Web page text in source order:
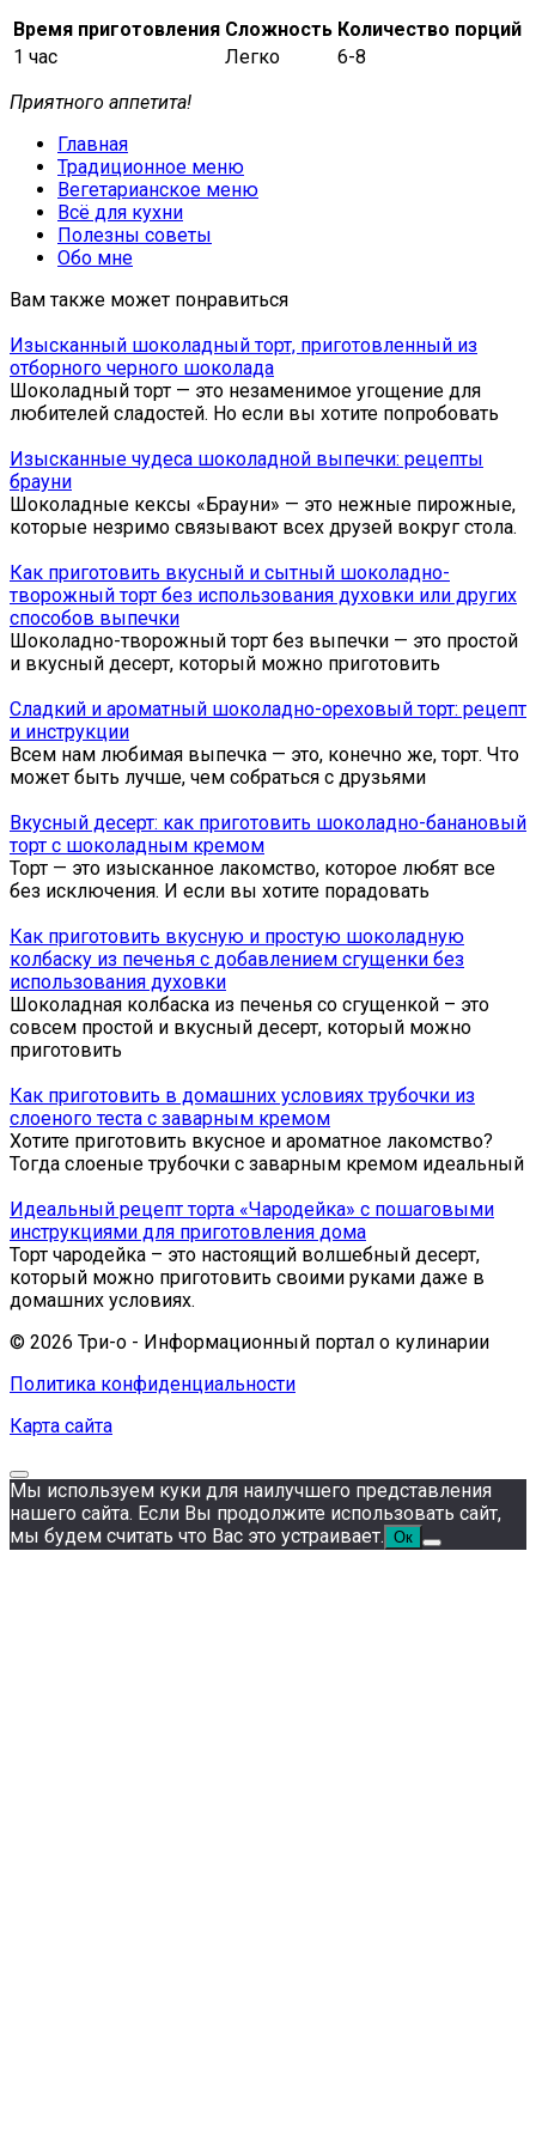
Время приготовления Сложность Количество порций
1 час
Легко
6-8
Приятного аппетита!
Главная
Традиционное меню
Вегетарианское меню
Всё для кухни
Полезны советы
Обо мне
Вам также может понравиться
Изысканный шоколадный торт, приготовленный из
отборного черного шоколада
Шоколадный торт — это незаменимое угощение для
любителей сладостей. Но если вы хотите попробовать
Изысканные чудеса шоколадной выпечки: рецепты
брауни
Шоколадные кексы «Брауни» — это нежные пирожные,
которые незримо связывают всех друзей вокруг стола.
Как приготовить вкусный и сытный шоколадно-
творожный торт без использования духовки или других
способов выпечки
Шоколадно-творожный торт без выпечки — это простой
и вкусный десерт, который можно приготовить
Сладкий и ароматный шоколадно-ореховый торт: рецепт
и инструкции
Всем нам любимая выпечка — это, конечно же, торт. Что
может быть лучше, чем собраться с друзьями
Вкусный десерт: как приготовить шоколадно-банановый
торт с шоколадным кремом
Торт — это изысканное лакомство, которое любят все
без исключения. И если вы хотите порадовать
Как приготовить вкусную и простую шоколадную
колбаску из печенья с добавлением сгущенки без
использования духовки
Шоколадная колбаска из печенья со сгущенкой – это
совсем простой и вкусный десерт, который можно
приготовить
Как приготовить в домашних условиях трубочки из
слоеного теста с заварным кремом
Хотите приготовить вкусное и ароматное лакомство?
Тогда слоеные трубочки с заварным кремом идеальный
Идеальный рецепт торта «Чародейка» с пошаговыми
инструкциями для приготовления дома
Торт чародейка – это настоящий волшебный десерт,
который можно приготовить своими руками даже в
домашних условиях.
© 2026 Три-о - Информационный портал о кулинарии
Политика конфиденциальности
Карта сайта
Мы используем куки для наилучшего представления
нашего сайта. Если Вы продолжите использовать сайт,
мы будем считать что Вас это устраивает. Ок